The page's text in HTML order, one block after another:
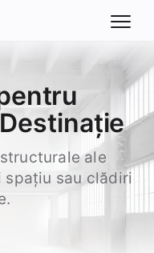
ale
sau clădiri